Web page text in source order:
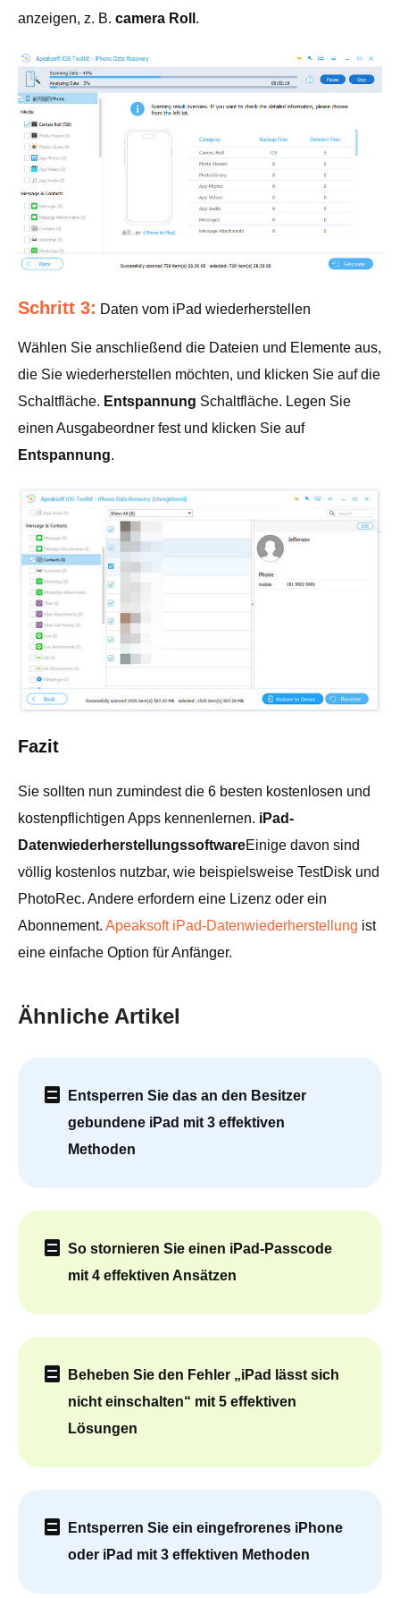
anzeigen, z. B. camera Roll .
Schritt 3: Daten vom iPad wiederherstellen
Wählen Sie anschließend die Dateien und Elemente aus,
die Sie wiederherstellen möchten, und klicken Sie auf die
Schaltfläche. Entspannung Schaltfläche. Legen Sie
einen Ausgabeordner fest und klicken Sie auf
Entspannung.
Fazit
Sie sollten nun zumindest die 6 besten kostenlosen und
kostenpflichtigen Apps kennenlernen. iPad-
DatenwiederherstellungssoftwareEinige davon sind
völlig kostenlos nutzbar, wie beispielsweise TestDisk und
PhotoRec. Andere erfordern eine Lizenz oder ein
Abonnement. Apeaksoft iPad-Datenwiederherstellung ist
eine einfache Option für Anfänger.
Ähnliche Artikel
Entsperren Sie das an den Besitzer
gebundene iPad mit 3 effektiven
Methoden
So stornieren Sie einen iPad-Passcode
mit 4 effektiven Ansätzen
Beheben Sie den Fehler „iPad lässt sich
nicht einschalten“ mit 5 effektiven
Lösungen
Entsperren Sie ein eingefrorenes iPhone
oder iPad mit 3 effektiven Methoden